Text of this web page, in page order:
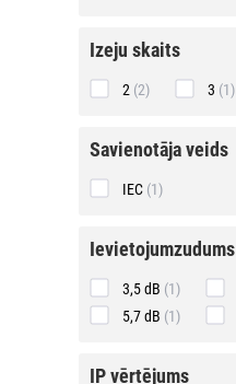
izeju
skaits
izeju skaits
2 (2) 3 (1)
savienotāja
veids
savienotāja veids
IEC (1)
ievietojumzudums
ievietojumzudums
3,5 dB (1)
5,7 dB (1)
IPIP vērtējums